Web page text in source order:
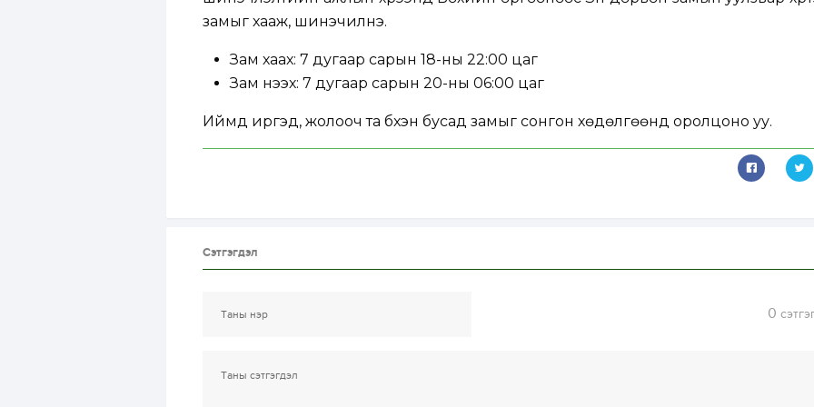
замыг хааж, шинэчилнэ.
Зам хаах: 7 дугаар сарын 18-ны 22:00 цаг
Зам нээх: 7 дугаар сарын 20-ны 06:00 цаг
Иймд иргэд, жолооч та бүхэн бусад замыг сонгон хөдөлгөөнд оролцоно уу.
Сэтгэгдэл
0